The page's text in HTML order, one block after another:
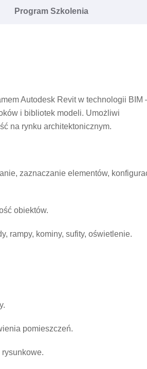
Program Szkolenia
Autodesk Revit w technologii BIM
i bibliotek modeli. Umożliwi
na rynku architektonicznym.
zaznaczanie elementów,
obiektów.
rampy, kominy, sufity, oświetlenie.
pomieszczeń.
rysunkowe.